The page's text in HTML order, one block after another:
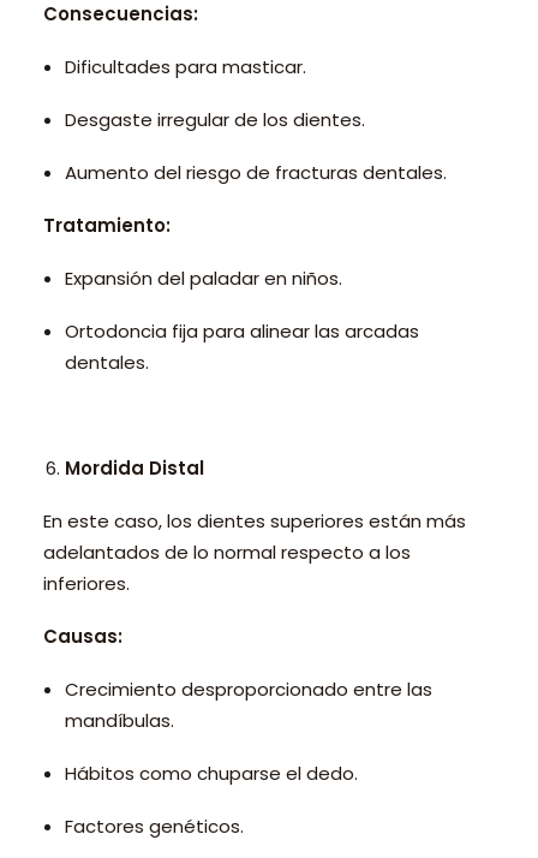
Consecuencias:
Dificultades para masticar.
Desgaste irregular de los dientes.
Aumento del riesgo de fracturas dentales.
Tratamiento:
Expansión del paladar en niños.
Ortodoncia fija para alinear las arcadas
dentales.
Mordida Distal
En este caso, los dientes superiores están más
adelantados de lo normal respecto a los
inferiores.
Causas:
Crecimiento desproporcionado entre las
mandíbulas.
Hábitos como chuparse el dedo.
Factores genéticos.